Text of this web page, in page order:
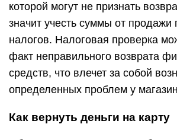
которой могут не признать
значит учесть суммы от продажи
налогов. Налоговая проверка
факт неправильного возврата
средств, что влечет за собой
определенных проблем у
Как вернуть деньги на карту